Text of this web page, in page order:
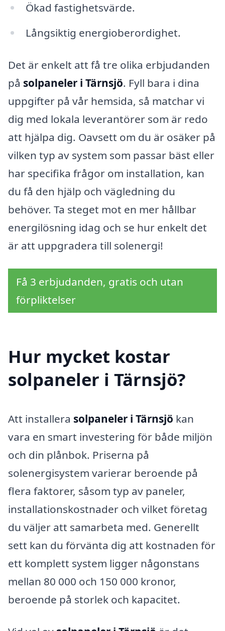
Ökad fastighetsvärde.
Långsiktig energi­oberor­dighet.
Det är enkelt att få tre olika erbjudanden
på solpaneler i Tärnsjö. Fyll bara i dina
uppgifter på vår hemsida, så matchar vi
dig med lokala leverantörer som är redo
att hjälpa dig. Oavsett om du är osäker på
vilken typ av system som passar bäst eller
har specifika frågor om installation, kan
du få den hjälp och vägledning du
behöver. Ta steget mot en mer hållbar
energilösning idag och se hur enkelt det
är att uppgradera till solenergi!
Få 3 erbjudanden, gratis och utan
förpliktelser
Hur mycket kostar
solpaneler i Tärnsjö?
Att installera solpaneler i Tärnsjö kan
vara en smart investering för både miljön
och din plånbok. Priserna på
solenergisystem varierar beroende på
flera faktorer, såsom typ av paneler,
installationskostnader och vilket företag
du väljer att samarbeta med. Generellt
sett kan du förvänta dig att kostnaden för
ett komplett system ligger någonstans
mellan 80 000 och 150 000 kronor,
beroende på storlek och kapacitet.